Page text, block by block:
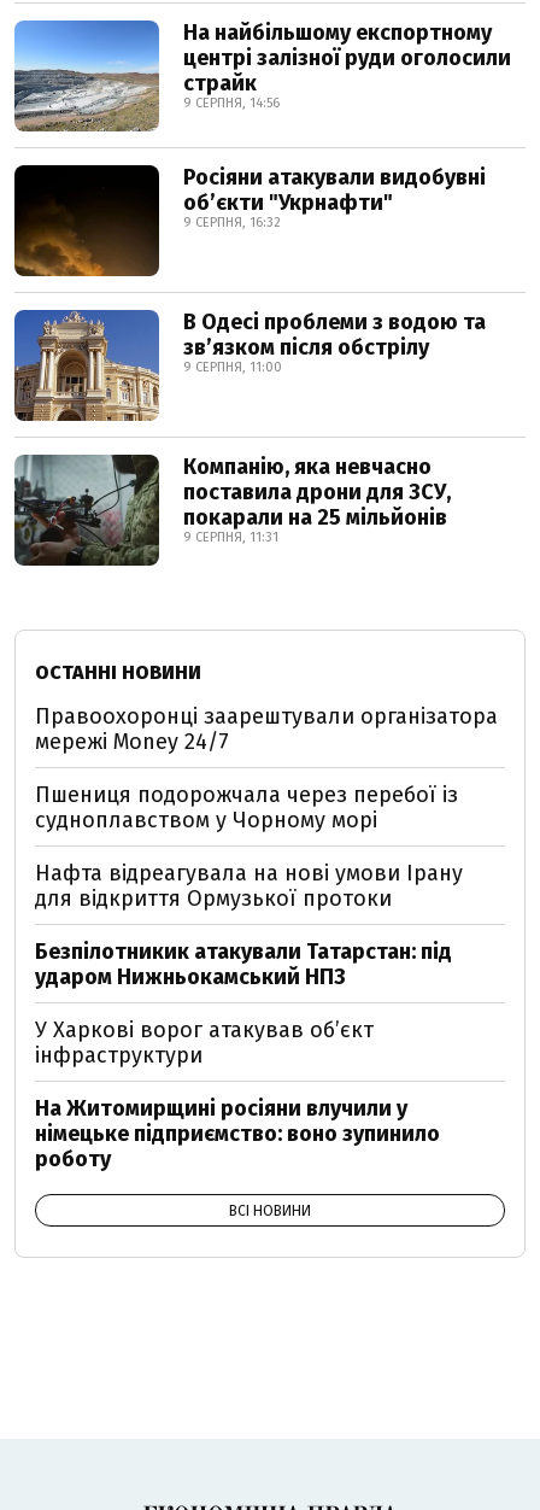
На найбільшому експортному
центрі залізної руди оголосили
страйк
9 СЕРПНЯ, 14:56
Росіяни атакували видобувні
обʼєкти "Укрнафти"
9 СЕРПНЯ, 16:32
В Одесі проблеми з водою та
звʼязком після обстрілу
9 СЕРПНЯ, 11:00
Компанію, яка невчасно
поставила дрони для ЗСУ,
покарали на 25 мільйонів
9 СЕРПНЯ, 11:31
ОСТАННІ НОВИНИ
Правоохоронці заарештували організатора
мережі Money 24/7
Пшениця подорожчала через перебої із
судноплавством у Чорному морі
Нафта відреагувала на нові умови Ірану
для відкриття Ормузької протоки
Безпілотникик атакували Татарстан: під
ударом Нижньокамський НПЗ
У Харкові ворог атакував обʼєкт
інфраструктури
На Житомирщині росіяни влучили у
німецьке підприємство: воно зупинило
роботу
ВСІ НОВИНИ